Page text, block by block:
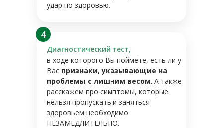
удар по здоровью.
Диагностический тест,
в ходе которого Вы поймёте, есть ли у
Вас признаки, указывающие на
проблемы с лишним весом. А также
расскажем про симптомы, которые
нельзя пропускать и заняться
здоровьем необходимо
НЕЗАМЕДЛИТЕЛЬНО.
4